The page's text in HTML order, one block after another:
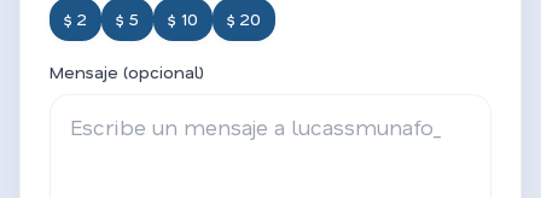
$ 2 $ 5 $ 10 $ 20
Mensaje (opcional)